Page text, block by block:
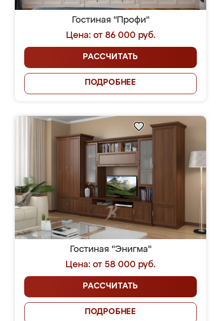
Гостиная "Профи"
Цена: от 86 000 руб.
РАССЧИТАТЬ
ПОДРОБНЕЕ
Гостиная "Энигма"
Цена: от 58 000 руб.
РАССЧИТАТЬ
ПОДРОБНЕЕ